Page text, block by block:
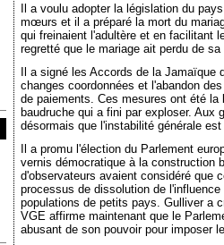
Il a voulu adopter la législation du
mœurs et il a préparé la mort du
qui freinaient l'adultère et en facilitant
regretté que le mariage ait perdu de
Il a signé les Accords de la
changes coordonnées et l'abandon
de paiements. Ces mesures ont été
baudruche qui a fini par exploser. Aux
désormais que l'instabilité générale
Il a promu l'élection du Parlement
vernis démocratique à la construction
d'observateurs avaient considéré que
processus de dissolution de
populations de petits pays. Gulliver a
VGE affirme maintenant que le
abusant de son pouvoir pour imposer